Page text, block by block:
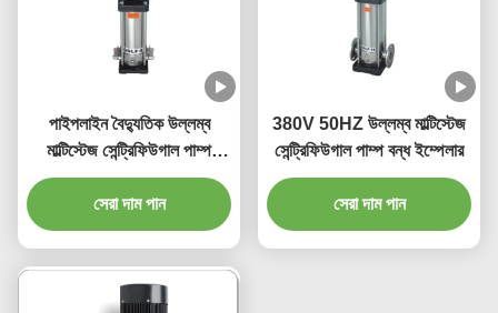
পাইপলাইন বৈদ্যুতিক উল্লম্ব
মাল্টিস্টেজ সেন্ট্রিফিউগাল পাম্প
স্টেইনলেস স্টীল
সেরা দাম পান
380V 50HZ উল্লম্ব মাল্টিস্টেজ
সেন্ট্রিফিউগাল পাম্প বন্ধ ইম্পেলার
সেরা দাম পান